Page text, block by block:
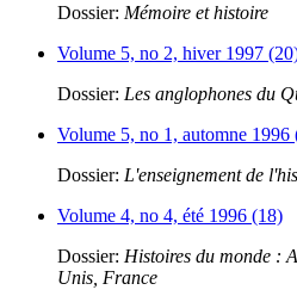
Dossier: Mémoire et histoire
Volume 5, no 2, hiver 1997
Dossier: Les anglophones du
Volume 5, no 1, automne 1996
Dossier: L'enseignement de
Volume 4, no 4, été 1996 (18)
Dossier: Histoires du monde :
Unis, France